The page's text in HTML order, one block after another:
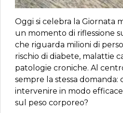
Oggi si celebra la Giornata
un momento di riflessione
che riguarda milioni di
rischio di diabete, malattie
patologie croniche. Al
sempre la stessa domanda:
intervenire in modo
sul peso corporeo?